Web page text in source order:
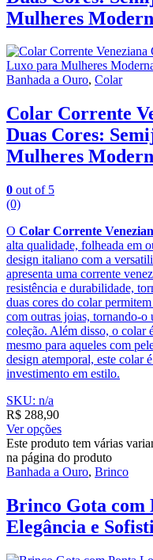
Mulheres
Banhada a Ouro, Colar
Colar Corrente
Duas Cores:
Mulheres
0 out of 5
(0)
O Colar Corrente
alta qualidade, folheada em
design italiano com a
apresenta uma corrente
resistência e durabilidade,
duas cores do colar
com outras joias, tornando-o
coleção. Além disso, o colar
mesmo para aqueles com
design atemporal, este colar
investimento em estilo.
SKU: n/a
R$ 288,90
Ver opções
Este produto tem várias
na página do produto
Banhada a Ouro, Brinco
Brinco Gota com
Elegância e